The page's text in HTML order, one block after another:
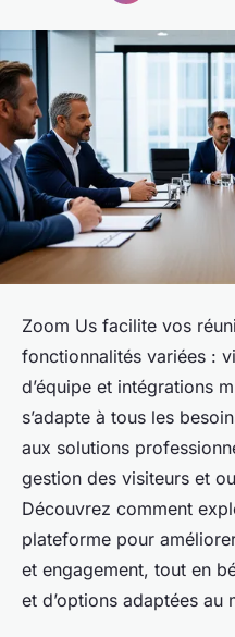
Zoom Us facilite vos
fonctionnalités variées :
d’équipe et intégrations
s’adapte à tous les
aux solutions
gestion des visiteurs et
Découvrez comment
plateforme pour
et engagement, tout en
et d’options adaptées au